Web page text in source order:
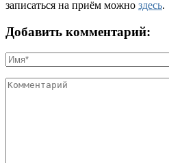
записаться на приём можно здесь.
Добавить комментарий: